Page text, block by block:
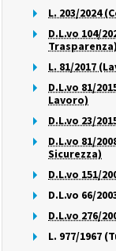
L. 203/2024
D.L.vo 104/
Trasparenza)
L. 81/2017
D.L.vo 81/
Lavoro)
D.L.vo 23/
D.L.vo 81/
Sicurezza)
D.L.vo 151/
D.L.vo 66/
D.L.vo 276/
L. 977/1967